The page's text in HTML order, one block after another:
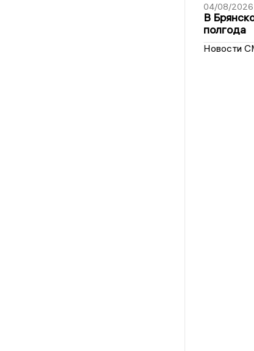
04/08/2026
В
полгода
Новости